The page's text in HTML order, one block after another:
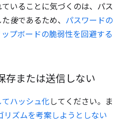
いることに気づくのは、パス
後であるため、 パスワードの
プボードの脆弱性を回避する
存または送信しない
ハッシュ化 してください。ま
リズムを考案しようとしない